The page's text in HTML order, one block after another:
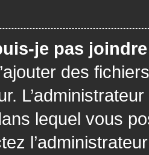
je pas
des
lequel vous